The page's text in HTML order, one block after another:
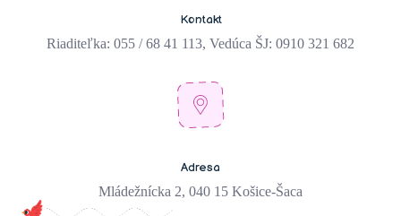
Kontakt
Riaditeľka: 055 / 68 41 113, Vedúca ŠJ: 0910 321 682
Adresa
Mládežnícka 2, 040 15 Košice-Šaca